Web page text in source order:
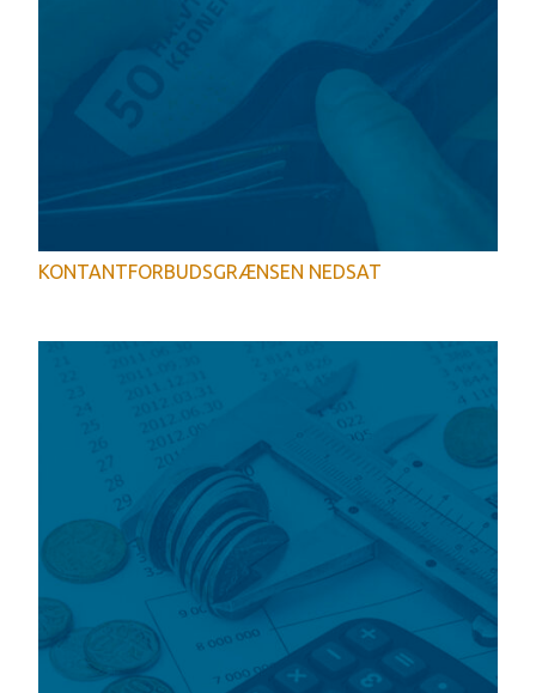
KONTANTFORBUDSGRÆNSEN NEDSAT